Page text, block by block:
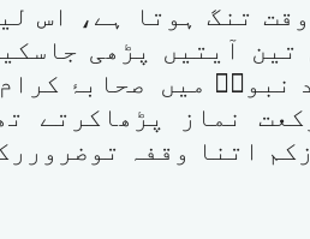
تنگ ہوتا ہے، اس
آیتیں پڑھی
نبویؐ میں صحابۂ
نماز پڑھاکرتے